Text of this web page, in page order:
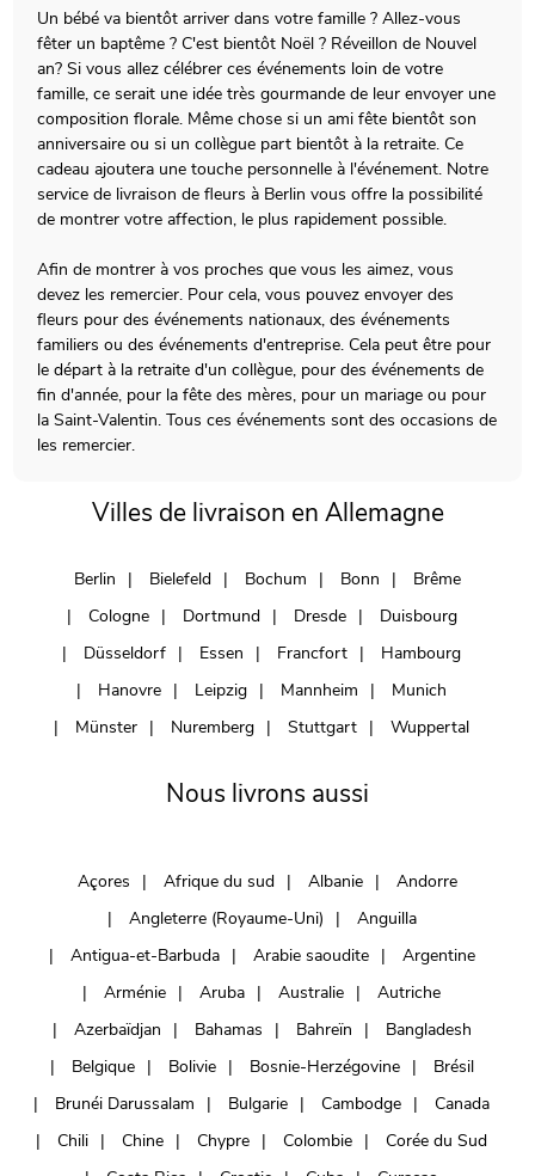
Un bébé va bientôt arriver dans votre famille ? Allez-vous
fêter un baptême ? C'est bientôt Noël ? Réveillon de Nouvel
an? Si vous allez célébrer ces événements loin de votre
famille, ce serait une idée très gourmande de leur envoyer une
composition florale. Même chose si un ami fête bientôt son
anniversaire ou si un collègue part bientôt à la retraite. Ce
cadeau ajoutera une touche personnelle à l'événement. Notre
service de livraison de fleurs à Berlin vous offre la possibilité
de montrer votre affection, le plus rapidement possible.
Afin de montrer à vos proches que vous les aimez, vous
devez les remercier. Pour cela, vous pouvez envoyer des
fleurs pour des événements nationaux, des événements
familiers ou des événements d'entreprise. Cela peut être pour
le départ à la retraite d'un collègue, pour des événements de
fin d'année, pour la fête des mères, pour un mariage ou pour
la Saint-Valentin. Tous ces événements sont des occasions de
les remercier.
Villes de livraison en Allemagne
Berlin Bielefeld Bochum Bonn
Brême
Cologne
Dortmund Dresde
Duisbourg
Düsseldorf
Essen Francfort
Hambourg
Hanovre
Leipzig Mannheim
Munich
Münster
Nuremberg Stuttgart Wuppertal
Nous livrons aussi
Açores Afrique du sud Albanie
Andorre
Angleterre (Royaume-Uni)
Anguilla
Antigua-et-Barbuda
Arabie saoudite
Argentine
Arménie
Aruba Australie
Autriche
Azerbaïdjan
Bahamas Bahreïn
Bangladesh
Belgique
Bolivie Bosnie-Herzégovine
Brésil
Brunéi Darussalam
Bulgarie Cambodge
Canada
Chili
Chine Chypre Colombie
Corée du Sud